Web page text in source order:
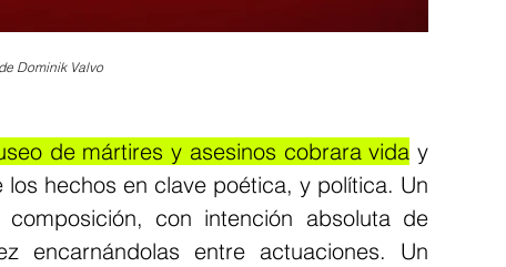
Dominik Valvo
de mártires y asesinos cobrara vida y
hechos en clave poética, y política. Un
con intención absoluta de
encarnándolas entre actuaciones. Un